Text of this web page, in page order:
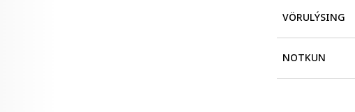
VÖRULÝSING
Printemps
og með 18
NOTKUN